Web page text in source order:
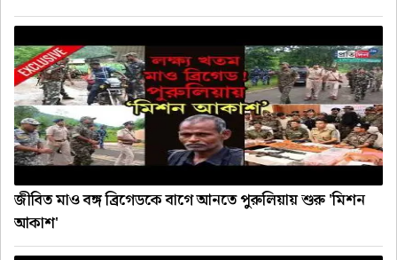
জীবিত মাও বঙ্গ ব্রিগেডকে বাগে আনতে পুরুলিয়ায় শুরু 'মিশন
আকাশ'